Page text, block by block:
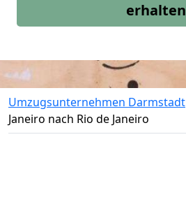
erhalten
Umzugsunternehmen Darmstadt
Janeiro nach Rio de Janeiro